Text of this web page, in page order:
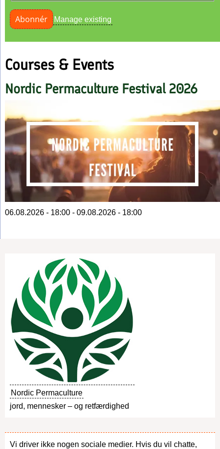
Manage existing
Courses & Events
Nordic Permaculture Festival 2026
06.08.2026 - 18:00- 09.08.2026 - 18:00
Nordic Permaculture
jord, mennesker – og retfærdighed
Vi driver ikke nogen sociale medier. Hvis du vil chatte,